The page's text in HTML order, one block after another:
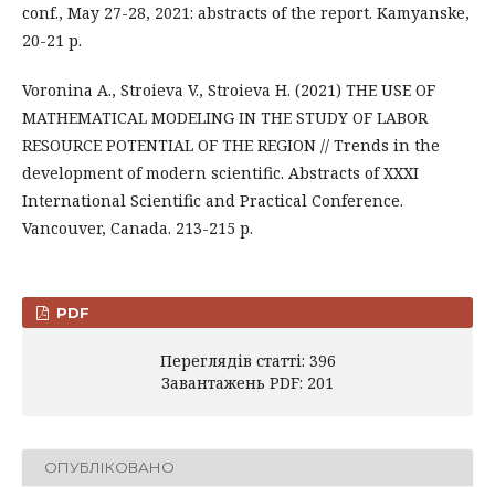
conf., May 27-28, 2021: abstracts of the report. Kamyanske,
20-21 р.
Voronina A., Stroieva V., Stroieva H. (2021) THE USE OF
MATHEMATICAL MODELING IN THE STUDY OF LABOR
RESOURCE POTENTIAL OF THE REGION // Trends in the
development of modern scientific. Abstracts of XXXI
International Scientific and Practical Conference.
Vancouver, Canada. 213-215 р.
PDF
Переглядів статті: 396
Завантажень PDF: 201
ОПУБЛІКОВАНО